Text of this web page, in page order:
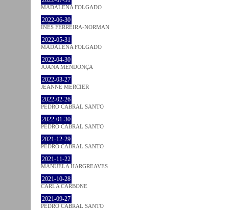
MADALENA FOLGADO
2022-06-30
INÊS FERREIRA-NORMAN
2022-05-31
MADALENA FOLGADO
2022-04-30
JOANA MENDONÇA
2022-03-27
JEANNE MERCIER
2022-02-26
PEDRO CABRAL SANTO
2022-01-30
PEDRO CABRAL SANTO
2021-12-29
PEDRO CABRAL SANTO
2021-11-22
MANUELA HARGREAVES
2021-10-28
CARLA CARBONE
2021-09-27
PEDRO CABRAL SANTO